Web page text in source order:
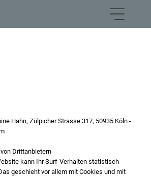
Hahn, Zülpicher Strasse 317, 50935 Köln -
​​​
Drittanbietern
kann Ihr Surf-Verhalten statistisch
geschieht vor allem mit Cookies und mit